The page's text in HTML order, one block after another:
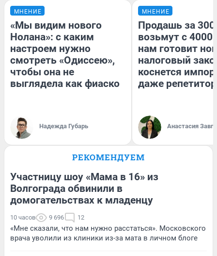
МНЕНИЕ
«Мы видим нового
Нолана»: с каким
настроем нужно
смотреть «Одиссею»,
чтобы она не
выглядела как фиаско
Надежда Губарь
МНЕНИЕ
Продашь за
возьмут с
нам готовит
налоговый
коснется
даже
Анастасия
РЕКОМЕНДУЕМ
Участницу шоу «Мама в 16» из
Волгограда обвинили в
домогательствах к младенцу
10 часов 9 696 12
«Мне сказали, что нам нужно расстаться». Московского
врача уволили из клиники из-за мата в личном блоге